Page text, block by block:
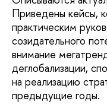
Приведены кейсы,
практическим
созидательного
внимание
деглобализации,
на реализацию
предыдущие годы.